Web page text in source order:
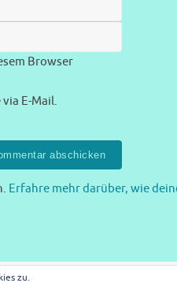
Browser
E-Mail.
Erfahre mehr darüber, wie
zu.